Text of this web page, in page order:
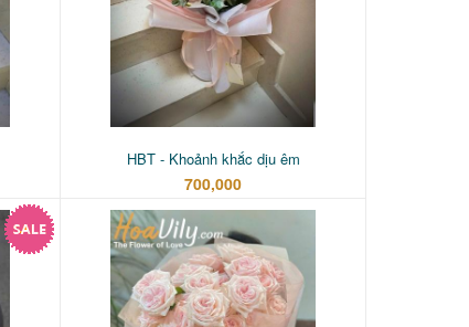
HBT - Khoảnh khắc dịu êm
700,000